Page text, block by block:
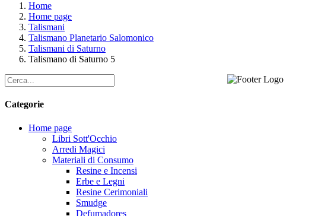
Home
Home page
Talismani
Talismano Planetario Salomonico
Talismani di Saturno
Talismano di Saturno 5
Categorie
Home page
Libri Sott'Occhio
Arredi Magici
Materiali di Consumo
Resine e Incensi
Erbe e Legni
Resine Cerimoniali
Smudge
Defumadores